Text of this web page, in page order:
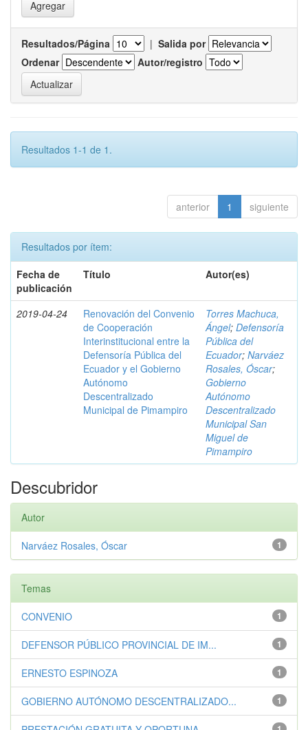
Resultados/Página | Salida por
Ordenar
Autor/registro
Resultados 1-1 de 1.
anterior 1 siguiente
Resultados por ítem:
Fecha de
publicación
Título Autor(es)
2019-04-24
Renovación del Convenio
de Cooperación
Interinstitucional entre la
Defensoría Pública del
Ecuador y el Gobierno
Autónomo
Descentralizado
Municipal de Pimampiro
Torres Machuca,
Ángel; Defensoría
Pública del
Ecuador; Narváez
Rosales, Óscar;
Gobierno
Autónomo
Descentralizado
Municipal San
Miguel de
Pimampiro
Descubridor
Autor
1
Narváez Rosales, Óscar
Temas
1
CONVENIO
1
DEFENSOR PÚBLICO PROVINCIAL DE IM...
1
ERNESTO ESPINOZA
1
GOBIERNO AUTÓNOMO DESCENTRALIZADO...